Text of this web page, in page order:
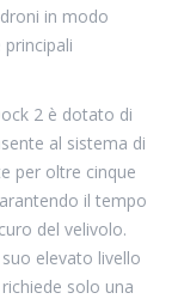
in modo
2 è dotato di
al sistema di
per oltre cinque
il tempo
del velivolo.
suo elevato livello
richiede solo una